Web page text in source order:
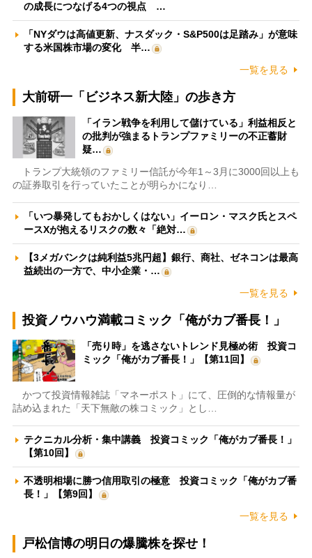
の成長につなげる4つの視点 …
「NYダウは高値更新、ナスダック・S&P500は足踏み」が意味
する米国株市場の変化 半…
一覧を見る
大前研一「ビジネス新大陸」の歩き方
「イラン戦争を利用して儲けている」利益相反と
の批判が強まるトランプファミリーの不正蓄財
疑…
トランプ大統領のファミリー信託が今年1～3月に3000回以上も
の証券取引を行っていたことが明らかになり…
「いつ暴発してもおかしくはない」イーロン・マスク氏とスペ
ースXが抱えるリスクの数々「絶対…
【3メガバンクは純利益5兆円超】銀行、商社、ゼネコンは最高
益続出の一方で、中小企業・…
一覧を見る
投資ノウハウ満載コミック「俺がカブ番長！」
「売り時」を逃さないトレンド見極め術 投資コ
ミック「俺がカブ番長！」【第11回】
かつて投資情報雑誌「マネーポスト」にて、圧倒的な情報量が
詰め込まれた「天下無敵の株コミック」とし…
テクニカル分析・集中講義 投資コミック「俺がカブ番長！」
【第10回】
不透明相場に勝つ信用取引の極意 投資コミック「俺がカブ番
長！」【第9回】
一覧を見る
戸松信博の明日の爆騰株を探せ！